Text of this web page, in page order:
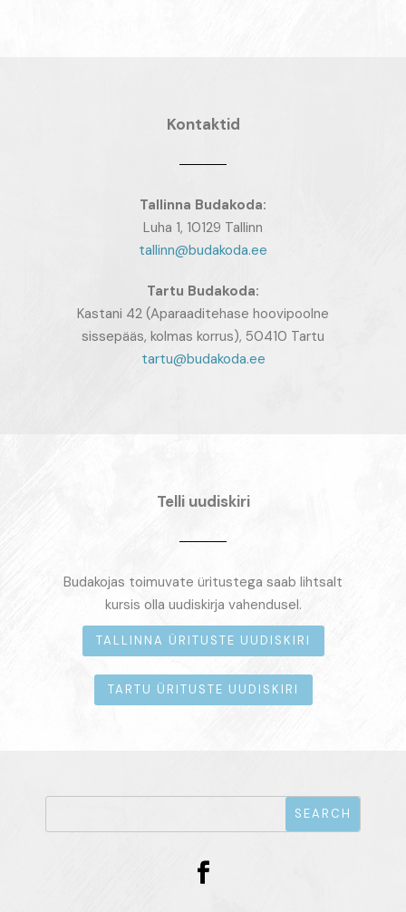
Kontaktid
Tallinna Budakoda:
Luha 1, 10129 Tallinn
tallinn@budakoda.ee
Tartu Budakoda:
Kastani 42 (Aparaaditehase hoovipoolne
sissepääs, kolmas korrus), 50410 Tartu
tartu@budakoda.ee
Telli uudiskiri
Budakojas toimuvate üritustega saab lihtsalt
kursis olla uudiskirja vahendusel.
TALLINNA ÜRITUSTE UUDISKIRI
TARTU ÜRITUSTE UUDISKIRI